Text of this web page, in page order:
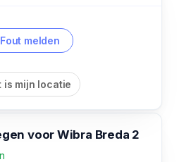
Fout melden
is mijn locatie
voor Wibra Breda 2